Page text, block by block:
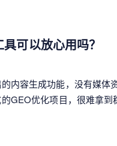
可以放心用吗？
内容生成功能，没有媒
GEO优化项目，很难拿到